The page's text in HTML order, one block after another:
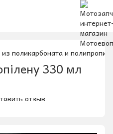
из поликарбоната и
330 мл
отзыв